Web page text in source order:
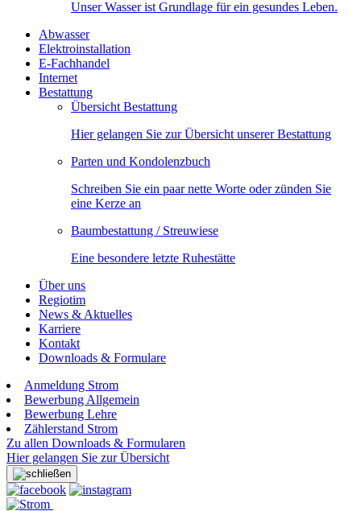
Unser Wasser ist Grundlage für ein gesundes Leben.
Abwasser
Elektroinstallation
E-Fachhandel
Internet
Bestattung
Übersicht Bestattung
Hier gelangen Sie zur Übersicht unserer Bestattung
Parten und Kondolenzbuch
Schreiben Sie ein paar nette Worte oder zünden Sie
eine Kerze an
Baumbestattung / Streuwiese
Eine besondere letzte Ruhestätte
Über uns
Regiotim
News & Aktuelles
Karriere
Kontakt
Downloads & Formulare
Anmeldung Strom
Bewerbung Allgemein
Bewerbung Lehre
Zählerstand Strom
Zu allen Downloads & Formularen
Hier gelangen Sie zur Übersicht